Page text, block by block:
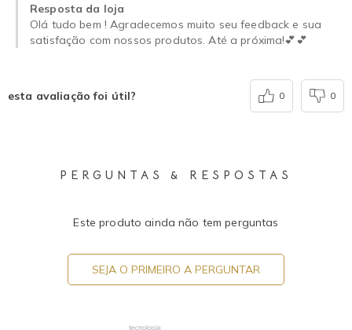
Resposta da loja
Olá tudo bem ! Agradecemos muito seu feedback e sua
satisfação com nossos produtos. Até a próxima!💕💕
esta avaliação foi útil? 0 0
PERGUNTAS & RESPOSTAS
Este produto ainda não tem perguntas
SEJA O PRIMEIRO A PERGUNTAR